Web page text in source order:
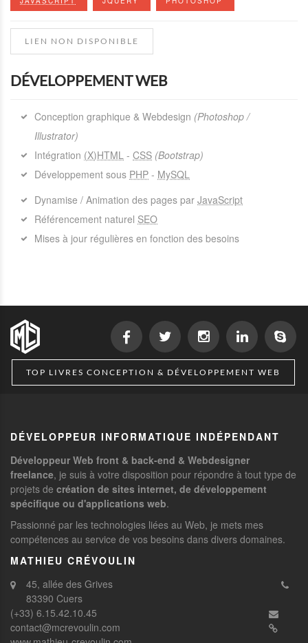
LIEN NON DISPONIBLE
DÉVELOPPEMENT WEB
Conception graphique & Webdesign (Photoshop /
Illustrator)
Intégration (X)HTML - CSS (Bootstrap)
Développement sous PHP - MySQL
Dynamise / Animation des pages par JavaScript
Référencement naturel SEO
Mises à jour régulières en fonction des besoins
TOP LIVRES CONCEPTION & DÉVELOPPEMENT WEB
DÉVELOPPEUR INFORMATIQUE INDÉPENDANT
Développeur Web front & back-end & Webdesigner
freelance, je suis à votre disposition pour répondre à tout type de
projets de création de sites internet, de développement
spécifique ou d'applications web.
Passionné par les technologies liées au Web, je mets mes
compétences au service de vos besoins dans divers domaines.
MATHIEU CRÉVOULIN
45, allée des Grives
83390 Cuers
(+33) 6.15.42.10.45
contact@mcrevoulin.com